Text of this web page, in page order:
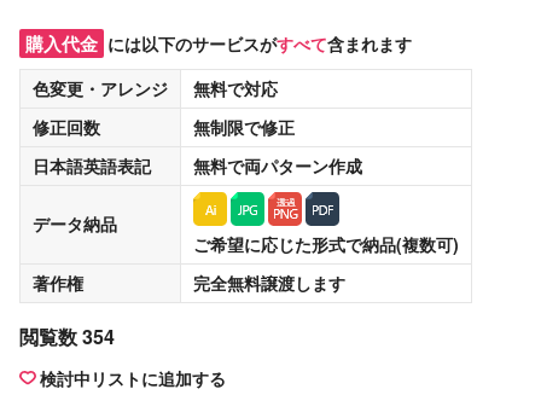
購入代金 には以下のサービスがすべて含まれます
色変更・アレンジ
無料で対応
修正回数
無制限で修正
日本語英語表記
無料で両パターン作成
データ納品
ご希望に応じた形式で納品(複数可)
著作権
完全無料譲渡します
閲覧数 354
検討中リストに追加する